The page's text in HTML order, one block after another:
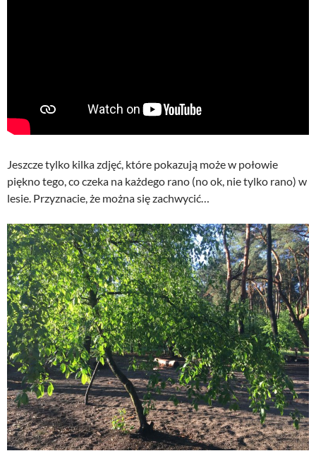
Jeszcze tylko kilka zdjęć, które pokazują może w połowie
piękno tego, co czeka na każdego rano (no ok, nie tylko rano) w
lesie. Przyznacie, że można się zachwycić…